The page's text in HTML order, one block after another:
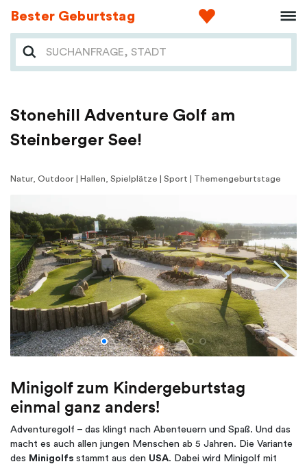
Bester Geburtstag
Stonehill Adventure Golf am
Steinberger See!
Natur, Outdoor | Hallen, Spielplätze | Sport | Themengeburtstage
Minigolf zum Kindergeburtstag
einmal ganz anders!
Adventuregolf – das klingt nach Abenteuern und Spaß. Und das
macht es auch allen jungen Menschen ab 5 Jahren. Die Variante
des Minigolfs stammt aus den USA. Dabei wird Minigolf mit